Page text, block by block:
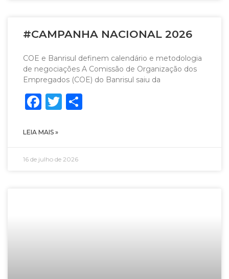
#CAMPANHA NACIONAL 2026
COE e Banrisul definem calendário e metodologia
de negociações A Comissão de Organização dos
Empregados (COE) do Banrisul saiu da
Facebook
Twitter
LEIA MAIS »
16 de julho de 2026